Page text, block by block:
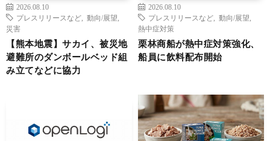
2026.08.10
プレスリリースなど
動向/展望
災害
【熊本地震】サカイ、被災地
避難所のダンボールベッド組
み立てなどに協力
2026.08.10
プレスリリースなど
動向/展望
熱中症対策
栗林商船が熱中症対策強化、
船員に飲料配布開始